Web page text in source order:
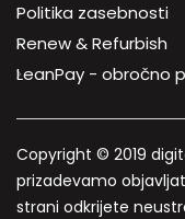
Politika zasebnosti
Renew & Refurbish
LeanPay - obročno
Copyright © 2019
prizadevamo
strani odkrijete